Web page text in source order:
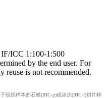
ICC 1:100-1:500
by the end user. For
reuse is not recommended.
组织样本的石蜡(IHC-p)或冰冻(IHC-f)切片样